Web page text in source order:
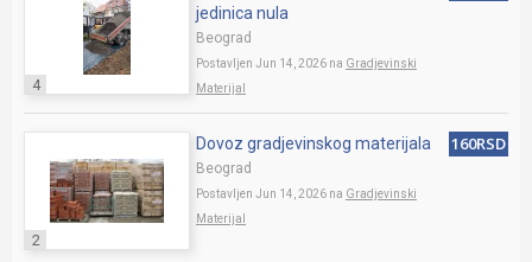
4
jedinica nula
Beograd
Postavljen Jun 14, 2026 na Gradjevinski
Materijal
2
Dovoz gradjevinskog materijala
Beograd
Postavljen Jun 14, 2026 na Gradjevinski
Materijal
160RSD